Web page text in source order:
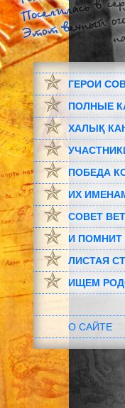
ГЕРОИ
ПОЛНЫЕ
ХАЛЫҚ
ПОБЕДА
ИХ
СОВЕТ
И ПОМНИТ
ЛИСТАЯ
ИЩЕМ
О САЙТЕ